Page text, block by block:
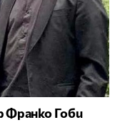
Гоби